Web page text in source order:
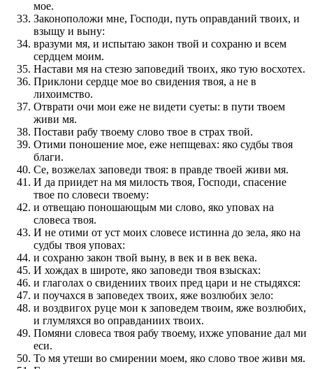
мое.
Законоположи мне, Господи, путь оправданий твоих, и
взыщу и выну:
вразуми мя, и испытаю закон твой и сохраню и всем
сердцем моим.
Настави мя на стезю заповедий твоих, яко тую восхотех.
Приклони сердце мое во свидения твоя, а не в
лихоимство.
Отврати очи мои еже не видети суеты: в пути твоем
живи мя.
Постави рабу твоему слово твое в страх твой.
Отими поношение мое, еже непщевах: яко судбы твоя
благи.
Се, возжелах заповеди твоя: в правде твоей живи мя.
И да приидет на мя милость твоя, Господи, спасение
твое по словеси твоему:
и отвещаю поношающым ми слово, яко уповах на
словеса твоя.
И не отими от уст моих словесе истинна до зела, яко на
судбы твоя уповах:
и сохраню закон твой выну, в век и в век века.
И хождах в широте, яко заповеди твоя взысках:
и глаголах о свидениих твоих пред цари и не стыдяхся:
и поучахся в заповедех твоих, яже возлюбих зело:
и воздвигох руце мои к заповедем твоим, яже возлюбих,
и глумляхся во оправданиих твоих.
Помяни словеса твоя рабу твоему, ихже упование дал ми
еси.
То мя утеши во смирении моем, яко слово твое живи мя.